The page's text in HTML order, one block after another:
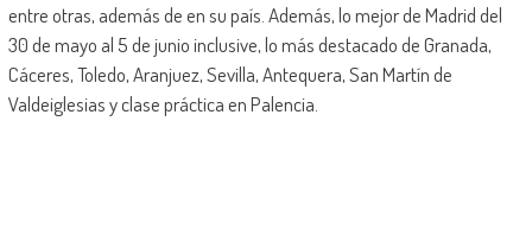
entre otras, además de en su país. Además, lo mejor de Madrid del
30 de mayo al 5 de junio inclusive, lo más destacado de Granada,
Cáceres, Toledo, Aranjuez, Sevilla, Antequera, San Martín de
Valdeiglesias y clase práctica en Palencia.